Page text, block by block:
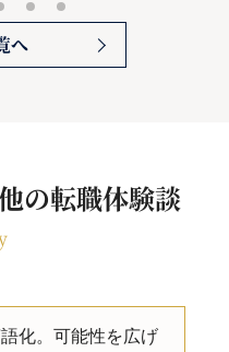
へ
の転職体験談
化。可能性を広げ